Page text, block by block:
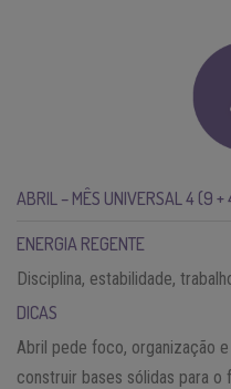
ABRIL – MÊS UNIVERSAL 4 (9
ENERGIA REGENTE
Disciplina, estabilidade,
DICAS
Abril pede foco, organização
construir bases sólidas para